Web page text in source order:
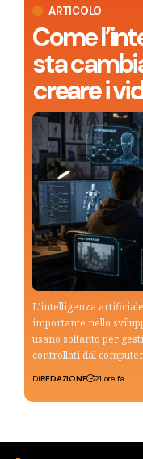
ARTICOLO
Come
sta
creare i
L'intelligenza
importante nello
usano soltanto per
controllati dal
DiREDAZIONE 21 ore fa